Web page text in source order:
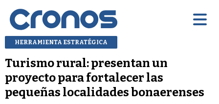
HERRAMIENTA ESTRATÉGICA
Turismo rural: presentan un
proyecto para fortalecer las
pequeñas localidades bonaerenses